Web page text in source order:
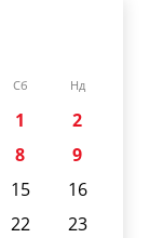
Сб Нд
1
2
8
9
15
16
22
23